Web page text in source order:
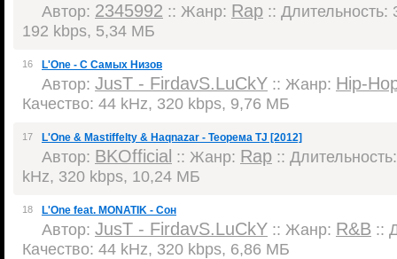
Автор: 2345992 :: Жанр: Rap :: Длительность:
192 kbps, 5,34 МБ
16 L'One - С Самых Низов
Автор: JusT - FirdavS.LuCkY :: Жанр: Hip-
Качество: 44 kHz, 320 kbps, 9,76 МБ
17 L'One & Mastiffelty & Haqnazar - Теорема TJ [2012]
Автор: BKOfficial :: Жанр: Rap ::
kHz, 320 kbps, 10,24 МБ
18 L'One feat. MONATIK - Сон
Автор: JusT - FirdavS.LuCkY :: Жанр: R&B ::
Качество: 44 kHz, 320 kbps, 6,86 МБ